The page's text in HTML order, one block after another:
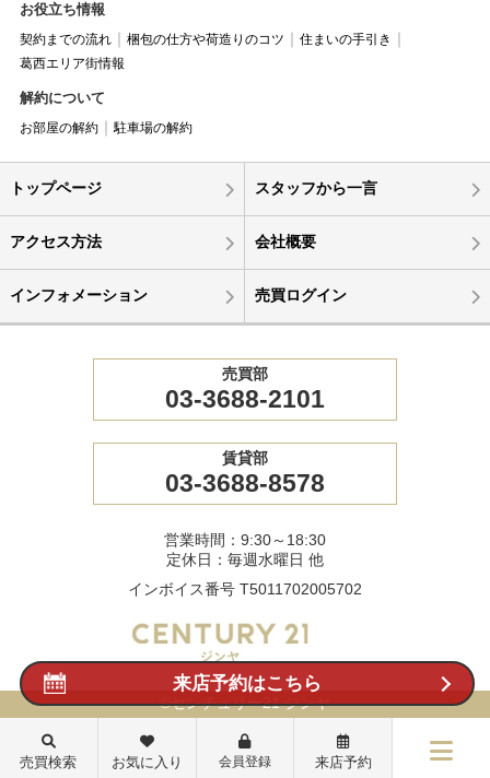
お役立ち情報
契約までの流れ 梱包の仕方や荷造りのコツ
住まいの手引き
葛西エリア街情報
解約について
お部屋の解約 駐車場の解約
トップページ スタッフから一言
アクセス方法 会社概要
インフォメーション 売買ログイン
売買部
03-3688-2101
賃貸部
03-3688-8578
営業時間：9:30～18:30
定休日：毎週水曜日 他
インボイス番号 T5011702005702
©センチュリー21 ジンヤ
来店予約はこちら
売買検索 お気に入り 会員登録 来店予約